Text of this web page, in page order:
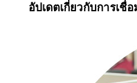
อัปเดตเกี่ยวกับการเชื่